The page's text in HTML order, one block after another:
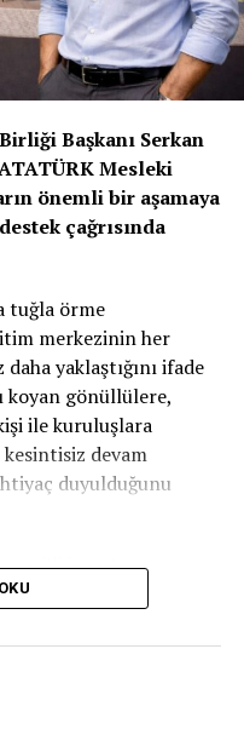
Başkanı Serkan
Mesleki
önemli bir aşamaya
çağrısında
tuğla örme
merkezinin her
yaklaştığını ifade
koyan gönüllülere,
ile kuruluşlara
kesintisiz devam
duyulduğunu
çeşitli inşaat
taşıdığını
bugünlere